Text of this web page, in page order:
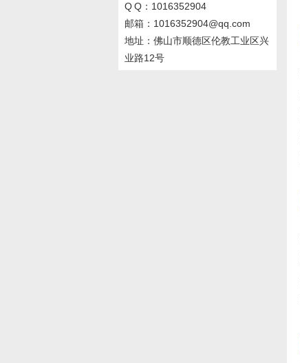
Q Q：1016352904
邮箱：1016352904@qq.com
地址：佛山市顺德区伦教工业区兴
业路12号